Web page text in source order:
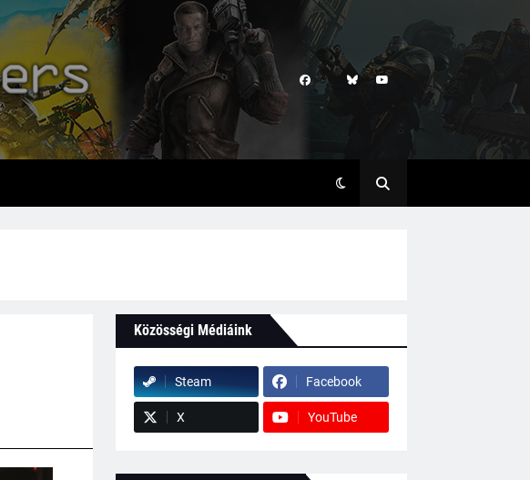
Közösségi Médiáink
Steam Facebook
X YouTube